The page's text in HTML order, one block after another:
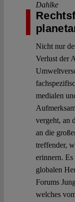
Dahlke
Nicht nur
Verlust der
medialen
vergeht, an
an die
treffender,
erinnern. Es
globalen
Forums
welches